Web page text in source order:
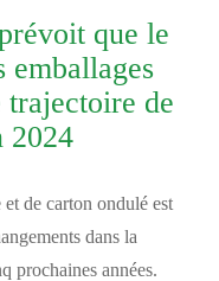
que le
emballages
trajectoire de
2024
de carton ondulé est
dans la
prochaines années.